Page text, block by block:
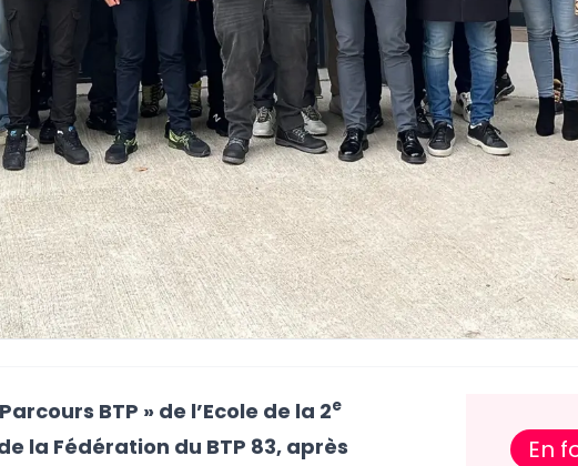
BTP » de l’Ecole de la 2e
la Fédération du BTP 83, après
En